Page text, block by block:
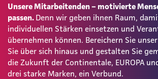
Unsere Mitarbeitenden – motivierte
passen. Denn wir geben ihnen Raum,
individuellen Stärken einsetzen und
übernehmen können. Bereichern Sie
Sie über sich hinaus und gestalten Sie
die Zukunft der Continentale, EUROPA
drei starke Marken, ein Verbund.